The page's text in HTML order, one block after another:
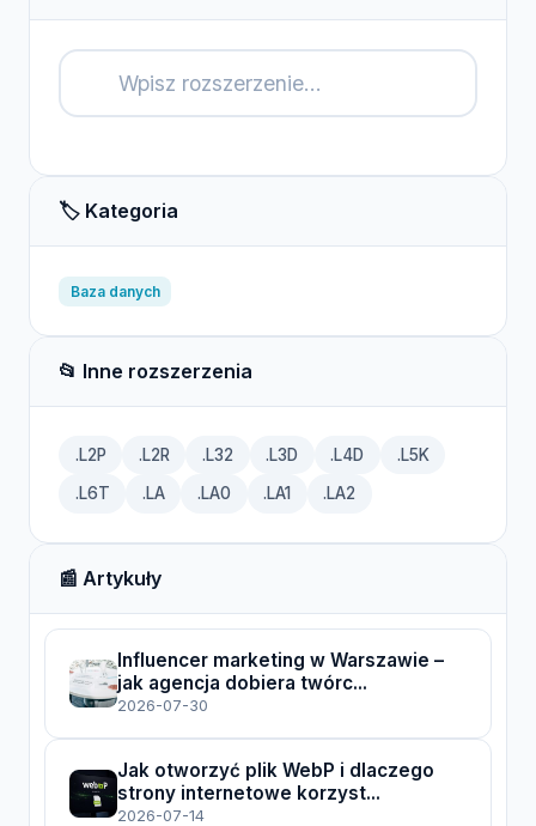
🏷️ Kategoria
Baza danych
📂 Inne rozszerzenia
.L2P .L2R .L32 .L3D .L4D .L5K
.L6T .LA .LA0 .LA1 .LA2
📰 Artykuły
Influencer marketing w Warszawie –
jak agencja dobiera twórc...
2026-07-30
Jak otworzyć plik WebP i dlaczego
strony internetowe korzyst...
2026-07-14